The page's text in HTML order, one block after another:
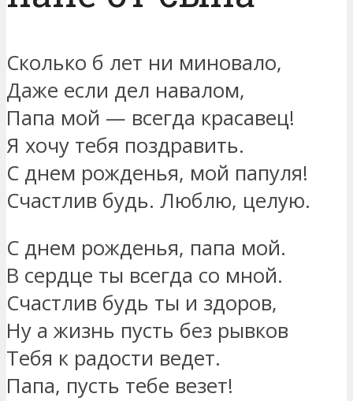
Сколько б лет ни миновало,
Даже если дел навалом,
Папа мой — всегда красавец!
Я хочу тебя поздравить.
С днем рожденья, мой папуля!
Счастлив будь. Люблю, целую.
С днем рожденья, папа мой.
В сердце ты всегда со мной.
Счастлив будь ты и здоров,
Ну а жизнь пусть без рывков
Тебя к радости ведет.
Папа, пусть тебе везет!